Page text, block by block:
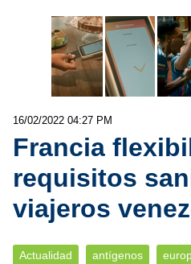
16/02/2022 04:27 PM
Francia
requisitos
viajeros
Actualidad antígenos